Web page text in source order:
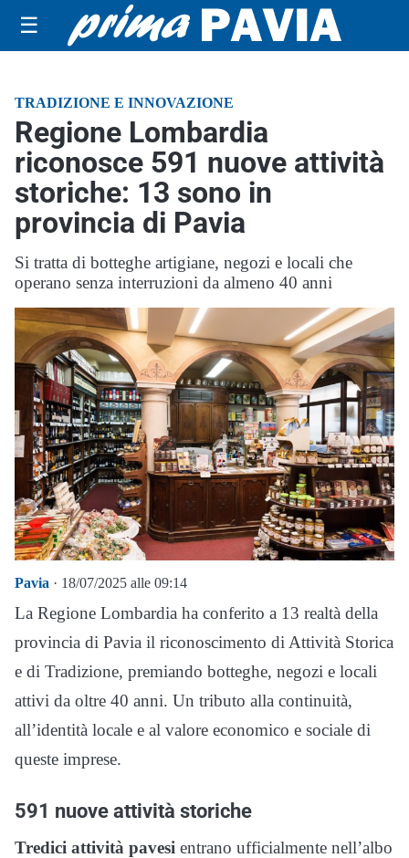
☰
TRADIZIONE E INNOVAZIONE
Regione Lombardia
riconosce 591 nuove attività
storiche: 13 sono in
provincia di Pavia
Si tratta di botteghe artigiane, negozi e locali che
operano senza interruzioni da almeno 40 anni
Pavia · 18/07/2025 alle 09:14
La Regione Lombardia ha conferito a 13 realtà della
provincia di Pavia il riconoscimento di Attività Storica
e di Tradizione, premiando botteghe, negozi e locali
attivi da oltre 40 anni. Un tributo alla continuità,
all’identità locale e al valore economico e sociale di
queste imprese.
591 nuove attività storiche
Tredici attività pavesi entrano ufficialmente nell’albo